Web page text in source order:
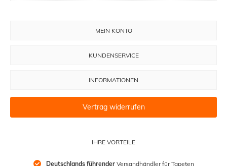
IHRE VORTEILE
Deutschlands führender Versandhändler für Tapeten
MEIN KONTO
KUNDENSERVICE
INFORMATIONEN
Vertrag widerrufen